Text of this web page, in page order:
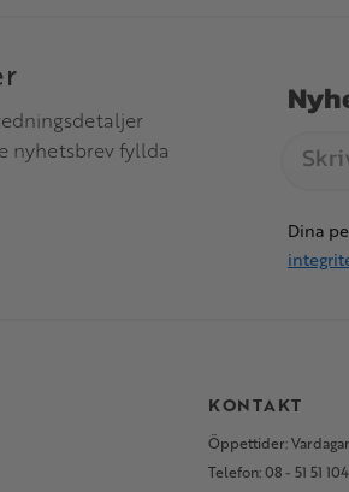
nyhetsbrev fyllda
Dina
KONTAKT
Öppettider:
Telefon: 08 - 51 51